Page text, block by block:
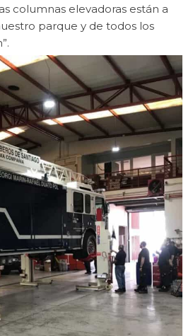
columnas elevadoras están a
parque y de todos los